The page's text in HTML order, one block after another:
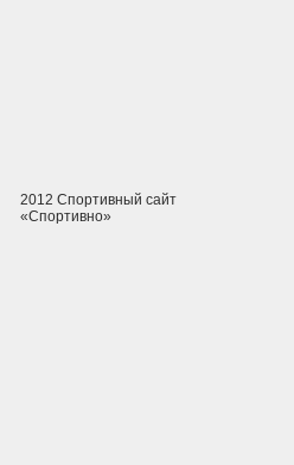
2012 Спортивный сайт
«Спортивно»